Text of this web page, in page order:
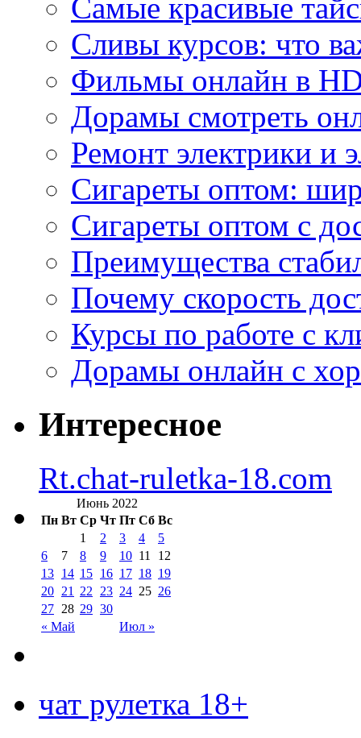
Самые красивые
Сливы курсов: что
Фильмы онлайн в
Дорамы смотреть
Ремонт электрики и
Сигареты оптом:
Сигареты оптом с
Преимущества
Почему скорость
Курсы по работе с
Дорамы онлайн с
Интересное
Rt.chat-ruletka-18.com
Июнь 2022
Пн Вт Ср Чт Пт Сб Вс
« Май Июл »
1 2 3 4
5
6
7 8 9 10 11
12
13 14 15 16 17 18 19
20 21 22 23 24 25 26
27 28 29 30
чат рулетка 18+